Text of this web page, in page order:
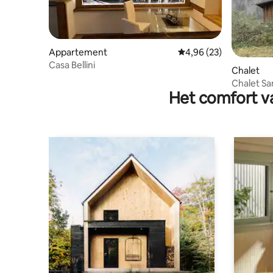
Appartement Gemiddelde
4,96 (23)
Casa Bellini
Chalet
Chalet
Het comfort